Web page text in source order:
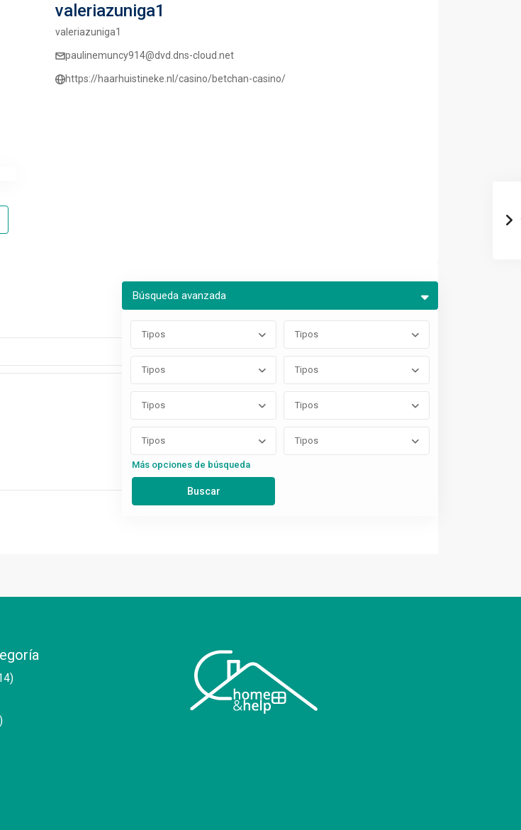
Búsqueda avanzada
Tipos Tipos
Tipos Tipos
Tipos Tipos
Tipos Tipos
Más opciones de búsqueda
valeriazuniga1
valeriazuniga1
paulinemuncy914@dvd.dns-cloud.net
https://haarhuistineke.nl/casino/betchan-casino/